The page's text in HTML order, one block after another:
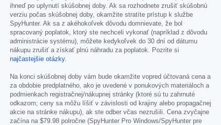
ihneď po uplynutí skúšobnej doby. Ak sa rozhodnete zrušiť skúšobnú
verziu počas skúšobnej doby, okamžite stratíte prístup k službe
SpyHunter. Ak sa z akéhokoľvek dôvodu domnievate, že bol
spracovaný poplatok, ktorý ste nechceli vykonať (napríklad z dôvodu
administrácie systému), môžete kedykoľvek do 30 dní od dátumu
nákupu zrušiť a získať plnú náhradu za poplatok. Pozrite si
najčastejšie otázky.
Na konci skúšobnej doby vám bude okamžite vopred účtovaná cena a
za obdobie predplatného, ako je uvedené v ponukových materiáloch a
podmienkach registračnej/nákupnej stránky (ktoré sú tu zahrnuté
odkazom; ceny sa môžu líšiť v závislosti od krajiny alebo propagačnej
akcie na stránke nákupu), ak ste odber včas nezrušili. Cena zvyčajne
začína na $79.98 polročne (SpyHunter Pro Windows/SpyHunter pre